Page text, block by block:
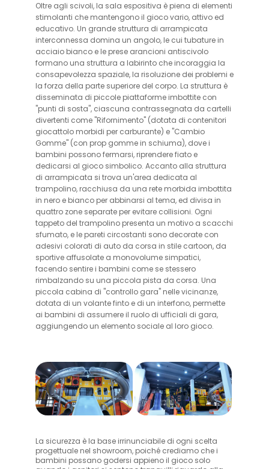
Oltre agli scivoli, la sala espositiva è piena di elementi
stimolanti che mantengono il gioco vario, attivo ed
educativo. Un grande struttura di arrampicata
interconnessa domina un angolo, le cui tubature in
acciaio bianco e le prese arancioni antiscivolo
formano una struttura a labirinto che incoraggia la
consapevolezza spaziale, la risoluzione dei problemi e
la forza della parte superiore del corpo. La struttura è
disseminata di piccole piattaforme imbottite con
"punti di sosta", ciascuna contrassegnata da cartelli
divertenti come "Rifornimento" (dotata di contenitori
giocattolo morbidi per carburante) e "Cambio
Gomme" (con prop gomme in schiuma), dove i
bambini possono fermarsi, riprendere fiato e
dedicarsi al gioco simbolico. Accanto alla struttura
di arrampicata si trova un'area dedicata al
trampolino, racchiusa da una rete morbida imbottita
in nero e bianco per abbinarsi al tema, ed divisa in
quattro zone separate per evitare collisioni. Ogni
tappeto del trampolino presenta un motivo a scacchi
sfumato, e le pareti circostanti sono decorate con
adesivi colorati di auto da corsa in stile cartoon, da
sportive affusolate a monovolume simpatici,
facendo sentire i bambini come se stessero
rimbalzando su una piccola pista da corsa. Una
piccola cabina di "controllo gara" nelle vicinanze,
dotata di un volante finto e di un interfono, permette
ai bambini di assumere il ruolo di ufficiali di gara,
aggiungendo un elemento sociale al loro gioco.
La sicurezza è la base irrinunciabile di ogni scelta
progettuale nel showroom, poiché crediamo che i
bambini possano godersi appieno il gioco solo